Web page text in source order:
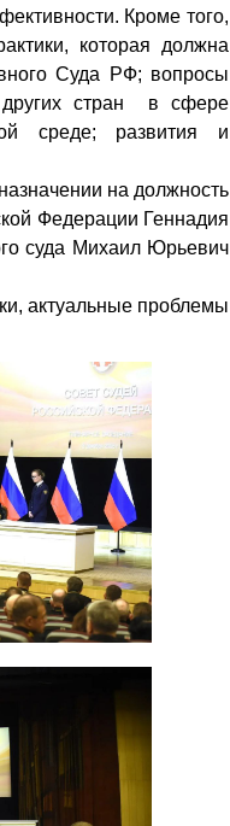
Кроме того,
которая должна
Суда РФ; вопросы
других стран в сфере
среде; развития и
на должность
Федерации Геннадия
суда Михаил Юрьевич
актуальные проблемы